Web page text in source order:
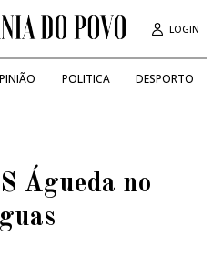
LOGIN
POLITICA DESPORTO
Águeda no